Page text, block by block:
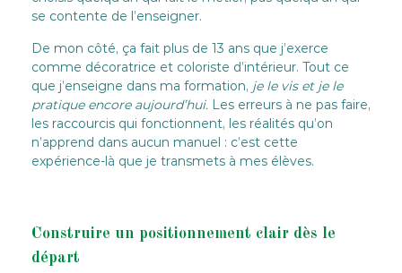
se contente de l’enseigner.
De mon côté, ça fait plus de 13 ans que j’exerce
comme décoratrice et coloriste d’intérieur. Tout ce
que j’enseigne dans ma formation, je le vis et je le
pratique encore aujourd’hui. Les erreurs à ne pas faire,
les raccourcis qui fonctionnent, les réalités qu’on
n’apprend dans aucun manuel : c’est cette
expérience-là que je transmets à mes élèves.
Construire un positionnement clair dès le
départ